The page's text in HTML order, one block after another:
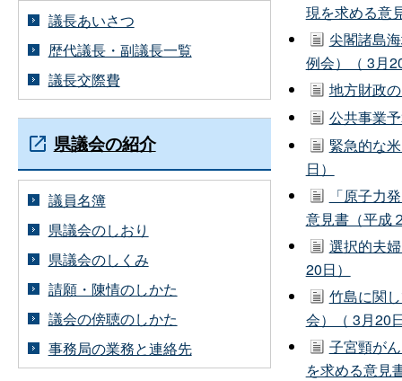
現を求める意
尖閣諸島
例会）（ 3月
地方財政
公共事業
緊急的な
日）
「原子力
意見書（平成
選択的夫
20日）
竹島に関
会）（ 3月20
子宮頸が
を求める意見
議長あいさつ
歴代議長・副議長一覧
議長交際費
県議会の紹介
議員名簿
県議会のしおり
県議会のしくみ
請願・陳情のしかた
議会の傍聴のしかた
事務局の業務と連絡先